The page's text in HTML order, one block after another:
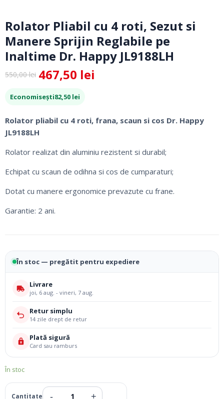
Rolator Pliabil cu 4 roti, Sezut si
Manere Sprijin Reglabile pe
Inaltime Dr. Happy JL9188LH
550,00lei
Prețul
inițial
a
fost:
550,00 lei.
467,50 lei
Prețul
curent
este:
467,50 lei.
Economisești82,50 lei
Rolator pliabil cu 4 roti, frana, scaun si cos Dr. Happy
JL9188LH
Rolator realizat din aluminiu rezistent si durabil;
Echipat cu scaun de odihna si cos de cumparaturi;
Dotat cu manere ergonomice prevazute cu frane.
Garantie: 2 ani.
În stoc — pregătit pentru expediere
Livrare
joi, 6 aug. - vineri, 7 aug.
Retur simplu
14 zile drept de retur
Plată sigură
Card sau ramburs
În stoc